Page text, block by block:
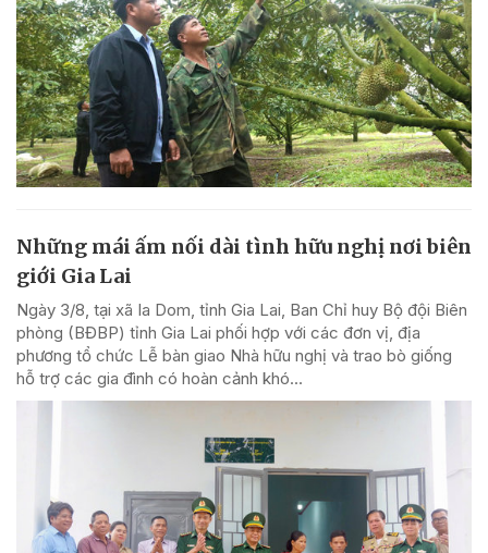
Những mái ấm nối dài tình hữu nghị nơi biên
giới Gia Lai
Ngày 3/8, tại xã Ia Dom, tỉnh Gia Lai, Ban Chỉ huy Bộ đội Biên
phòng (BĐBP) tỉnh Gia Lai phối hợp với các đơn vị, địa
phương tổ chức Lễ bàn giao Nhà hữu nghị và trao bò giống
hỗ trợ các gia đình có hoàn cảnh khó...